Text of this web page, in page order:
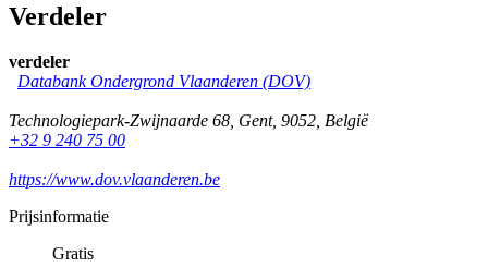
Verdeler
verdeler
Databank Ondergrond Vlaanderen (DOV)
Technologiepark-Zwijnaarde 68, Gent, 9052, België
+32 9 240 75 00
https://www.dov.vlaanderen.be
Prijsinformatie
Gratis